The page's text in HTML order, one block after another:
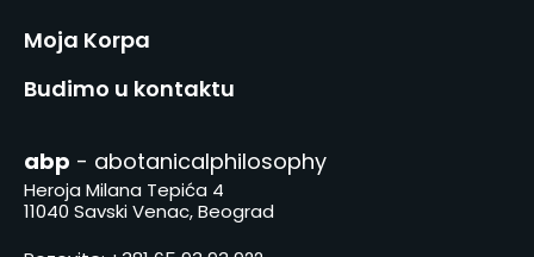
Moja Korpa
Budimo u kontaktu
abp - abotanicalphilosophy
Heroja Milana Tepića 4
11040 Savski Venac, Beograd